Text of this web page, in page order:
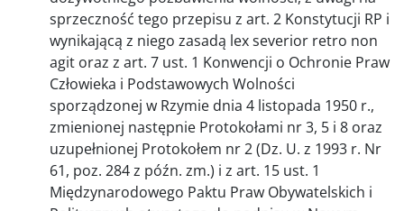
sprzeczność tego przepisu z art. 2 Konstytucji RP i
wynikającą z niego zasadą lex severior retro non
agit oraz z art. 7 ust. 1 Konwencji o Ochronie Praw
Człowieka i Podstawowych Wolności
sporządzonej w Rzymie dnia 4 listopada 1950 r.,
zmienionej następnie Protokołami nr 3, 5 i 8 oraz
uzupełnionej Protokołem nr 2 (Dz. U. z 1993 r. Nr
61, poz. 284 z późn. zm.) i z art. 15 ust. 1
Międzynarodowego Paktu Praw Obywatelskich i